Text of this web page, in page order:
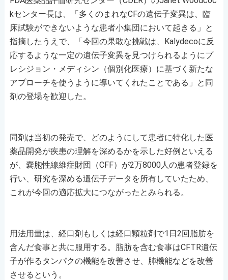
kセンター長は、「多くのまれなCFの遺伝子変異は、臨
床試験ができないような患者小集団において起きる」と
指摘したうえで、「今回の果敢な挑戦は、Kalydecoに反
応するような一定の遺伝子変異を見つけられるようにプ
レシジョン・メディシン（個別化医療）に基づく新たな
アプローチを使うように導いてくれたことである」と同
剤の登場を歓迎した。
同剤は当初の発売で、どのようにして患者に特化した医
薬品開発が疾患の理解を深めるかを示した好例といえる
が、嚢胞性線維症財団（CFF）が2万8000人の患者登録を
行い、研究を深める遺伝子データを所有していたため、
これが今回の適応拡大につながったとみられる。
用法用量は、経口剤もしくは経口顆粒剤で1日2回脂肪を
含んだ食事と共に服用する。脂肪を含む食事はCFTR遺伝
子が作るタンパクの機能を改善させ、肺機能などを改善
させるという。